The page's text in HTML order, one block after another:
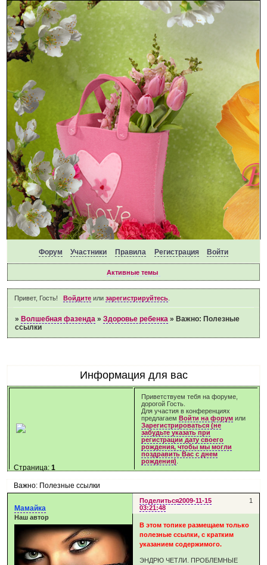
Форум Участники Правила Регистрация Войти
Активные темы
Привет, Гость! Войдитеили зарегистрируйтесь.
» Волшебная фазенда »Здоровье ребенка » Важно: Полезные
ссылки
Информация для вас
Приветствуем тебя на форуме,
дорогой Гость.
Для участия в конференциях
предлагаемВойти на форум или
Зарегистрироваться (не
забудьте указать при
регистрации дату своего
рождения, чтобы мы могли
поздравить Вас с днем
рождения)
Важно: Полезные ссылки
Страница:1
Поделиться 1
2009-11-15
03:21:48
Мамайка
Наш автор
В этом топике размещаем только
полезные ссылки, с кратким
указанием содержимого.
ЭНДРЮ ЧЕТЛИ. ПРОБЛЕМНЫЕ